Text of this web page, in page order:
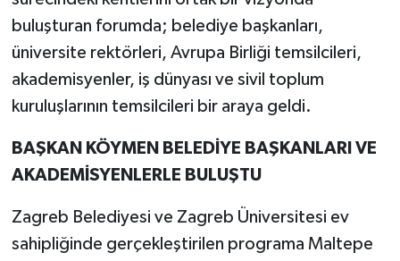
buluşturan forumda; belediye başkanları,
üniversite rektörleri, Avrupa Birliği temsilcileri,
akademisyenler, iş dünyası ve sivil toplum
kuruluşlarının temsilcileri bir araya geldi.
BAŞKAN KÖYMEN BELEDİYE BAŞKANLARI VE
AKADEMİSYENLERLE BULUŞTU
Zagreb Belediyesi ve Zagreb Üniversitesi ev
sahipliğinde gerçekleştirilen programa Maltepe